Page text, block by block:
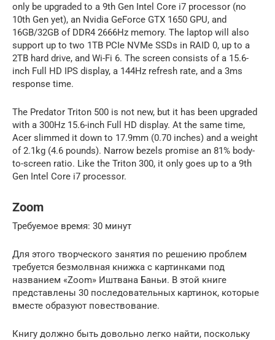
only be upgraded to a 9th Gen Intel Core i7 processor (no
10th Gen yet), an Nvidia GeForce GTX 1650 GPU, and
16GB/32GB of DDR4 2666Hz memory. The laptop will also
support up to two 1TB PCIe NVMe SSDs in RAID 0, up to a
2TB hard drive, and Wi-Fi 6. The screen consists of a 15.6-
inch Full HD IPS display, a 144Hz refresh rate, and a 3ms
response time.
The Predator Triton 500 is not new, but it has been upgraded
with a 300Hz 15.6-inch Full HD display. At the same time,
Acer slimmed it down to 17.9mm (0.70 inches) and a weight
of 2.1kg (4.6 pounds). Narrow bezels promise an 81% body-
to-screen ratio. Like the Triton 300, it only goes up to a 9th
Gen Intel Core i7 processor.
Zoom
Требуемое время: 30 минут
Для этого творческого занятия по решению проблем
требуется безмолвная книжка с картинками под
названием «Zoom» Иштвана Баньи. В этой книге
представлены 30 последовательных картинок, которые
вместе образуют повествование.
Книгу должно быть довольно легко найти, поскольку